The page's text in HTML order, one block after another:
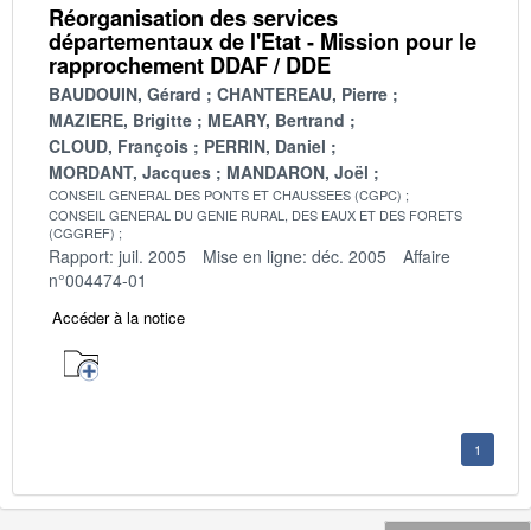
Réorganisation des services
départementaux de l'Etat - Mission pour le
rapprochement DDAF / DDE
BAUDOUIN, Gérard
CHANTEREAU, Pierre
MAZIERE, Brigitte
MEARY, Bertrand
CLOUD, François
PERRIN, Daniel
MORDANT, Jacques
MANDARON, Joël
CONSEIL GENERAL DES PONTS ET CHAUSSEES (CGPC)
CONSEIL GENERAL DU GENIE RURAL, DES EAUX ET DES FORETS
(CGGREF)
Rapport: juil. 2005 Mise en ligne: déc. 2005
Affaire
n°004474-01
Accéder à la notice
1